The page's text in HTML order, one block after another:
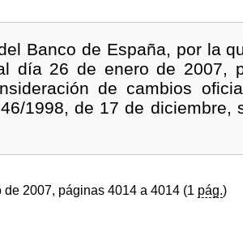
Banco de España, por la
día 26 de enero de 2007,
de cambios
1998, de 17 de diciembre,
de 2007, páginas 4014 a 4014 (1 pág.)